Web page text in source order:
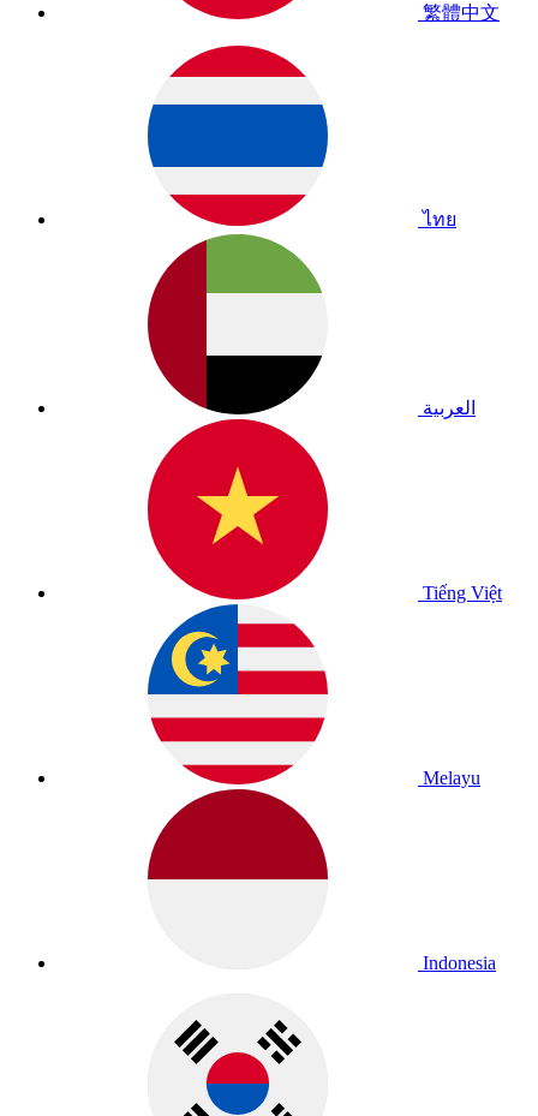
繁體中文
ไทย
العربية
Tiếng Việt
Melayu
Indonesia